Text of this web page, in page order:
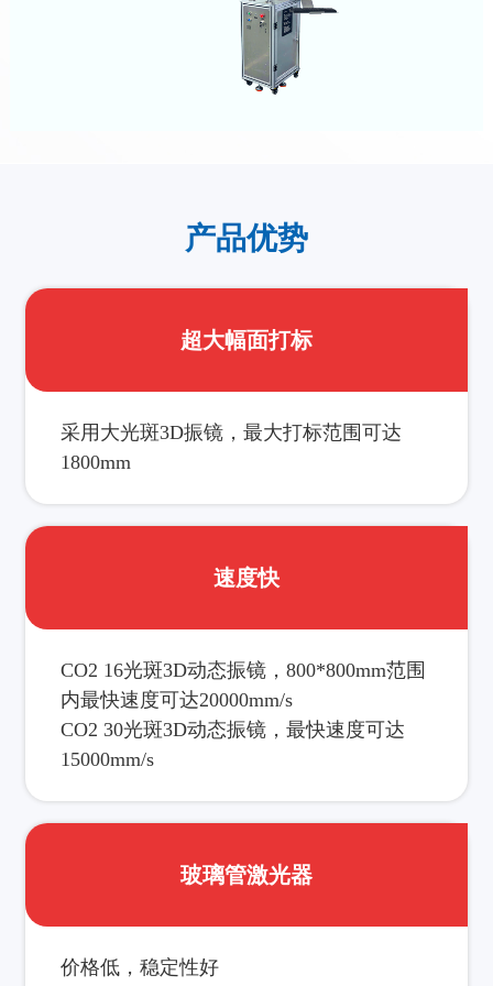
产品优势
超大幅面打标
采用大光斑3D振镜，最大打标范围可达
1800mm
速度快
CO2 16光斑3D动态振镜，800*800mm范围
内最快速度可达20000mm/s
CO2 30光斑3D动态振镜，最快速度可达
15000mm/s
玻璃管激光器
价格低，稳定性好